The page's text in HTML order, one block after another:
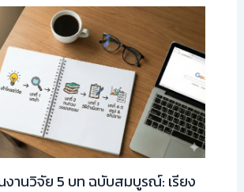
งานวิจัย 5 บท ฉบับสมบูรณ์: เรียง